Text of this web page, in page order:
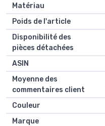
Matériau
Poids de l'article
Disponibilité des
pièces détachées
ASIN
Moyenne des
commentaires client
Couleur
Marque